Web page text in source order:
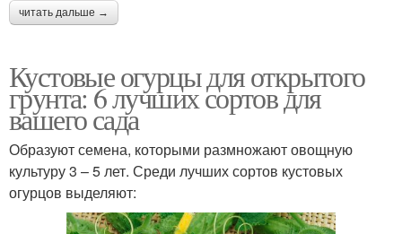
читать дальше →
Кустовые огурцы для открытого
грунта: 6 лучших сортов для
вашего сада
Образуют семена, которыми размножают овощную
культуру 3 – 5 лет. Среди лучших сортов кустовых
огурцов выделяют: